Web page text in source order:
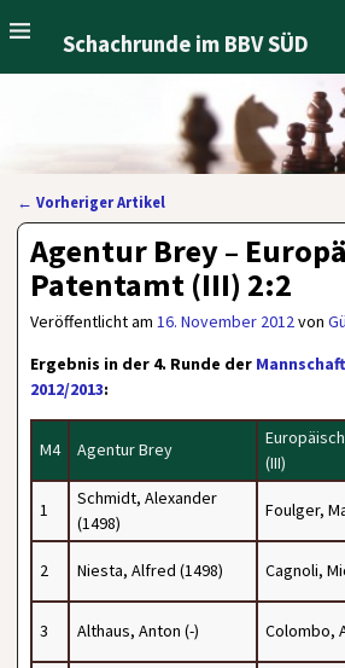
Schachrunde im BBV SÜD
Artikelnavigation
← Vorheriger Artikel
Agentur Brey –
Patentamt (III) 2:2
Veröffentlicht am16. November 2012von
Ergebnis in der 4. Runde der
2012/2013:
M4 Agentur Brey
(III)
1
Schmidt, Alexander
(1498)
Foulger,
2 Niesta, Alfred (1498) Cagnoli,
3 Althaus, Anton (-) Colombo,